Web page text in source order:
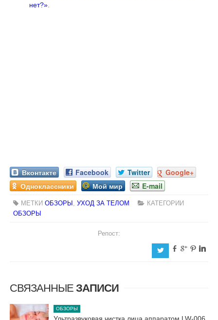
нет?»
Вконтакте Facebook Twitter
Google+
Одноклассники
Мой мир E-mail
МЕТКИ ОБЗОРЫ , УХОД ЗА ТЕЛОМ
КАТЕГОРИИ
ОБЗОРЫ
Репост:
a b c d j
СВЯЗАННЫЕ ЗАПИСИ
ОБЗОРЫ